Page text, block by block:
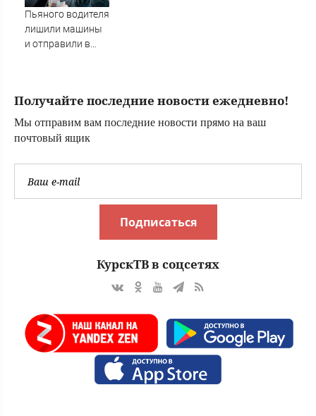
Пьяного водителя
лишили машины
и отправили в
Получайте последние новости ежедневно!
Мы отправим вам последние новости прямо на ваш
почтовый ящик
Подписаться
КурскТВ в соцсетях